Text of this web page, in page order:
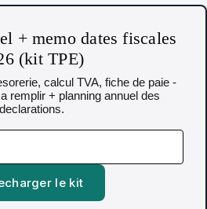
+ memo dates fiscales
(kit TPE)
calcul TVA, fiche de paie -
remplir + planning annuel des
declarations.
le kit